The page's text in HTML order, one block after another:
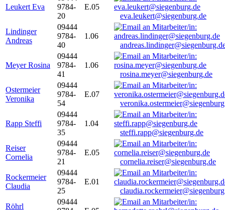
Leukert Eva
9784-
20
E.05
eva.leukert@siegenburg.de
Lindinger
Andreas
09444
9784-
40
1.06
Meyer Rosina
09444
9784-
41
1.06
rosina.meyer@siegenburg.de
Ostermeier
Veronika
09444
9784-
54
E.07
Rapp Steffi
09444
9784-
35
1.04
steffi.rapp@siegenburg.de
Reiser
Cornelia
09444
9784-
21
E.05
cornelia.reiser@siegenburg.de
Rockermeier
Claudia
09444
9784-
25
E.01
Röhrl
09444